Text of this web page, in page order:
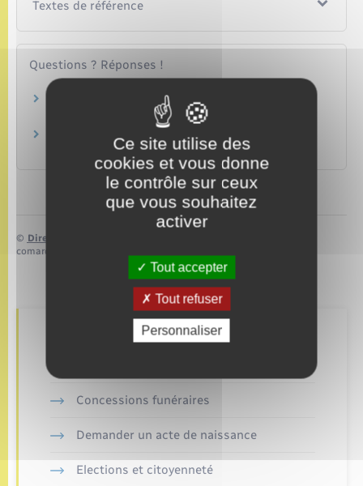
Textes de référence
Questions ? Réponses !
En quoi consiste le numéro SIV (Système
d'Immatriculation des Véhicules) ?
Carte grise : comment justifier de son domicile
en France ?
© Direction de l’information légale et administrative
comarquage developpé par
Retrouvez aussi
Concessions funéraires
Demander un acte de naissance
Elections et citoyenneté
Ce site utilise des
cookies et vous donne
le contrôle sur ceux
que vous souhaitez
activer
Tout accepter
Tout refuser
Personnaliser